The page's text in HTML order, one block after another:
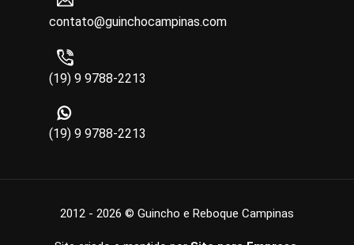
contato@guinchocampinas.com
(19) 9 9788-2213
(19) 9 9788-2213
2012 - 2026 © Guincho e Reboque Campinas